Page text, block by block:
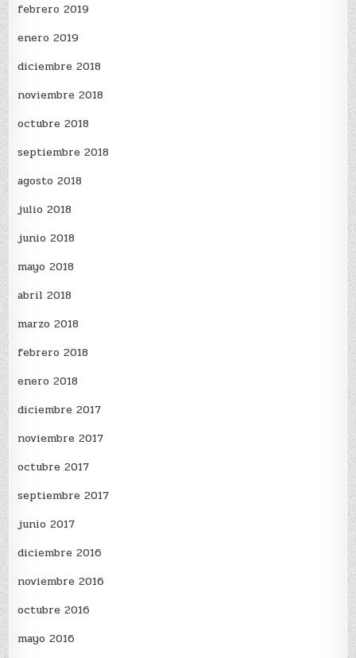
febrero 2019
enero 2019
diciembre 2018
noviembre 2018
octubre 2018
septiembre 2018
agosto 2018
julio 2018
junio 2018
mayo 2018
abril 2018
marzo 2018
febrero 2018
enero 2018
diciembre 2017
noviembre 2017
octubre 2017
septiembre 2017
junio 2017
diciembre 2016
noviembre 2016
octubre 2016
mayo 2016